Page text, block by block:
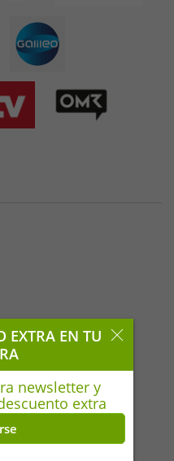
Viernes | *(ALE)
EXTRA EN TU
newsletter y
extra